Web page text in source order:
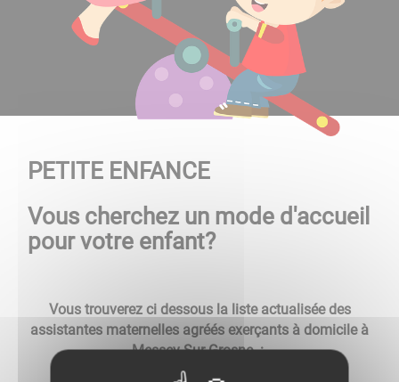
PETITE ENFANCE
Vous cherchez un mode d'accueil
pour votre enfant?
Vous trouverez ci dessous la liste actualisée des
assistantes maternelles agréés exerçants à domicile à
Messey Sur Grosne :